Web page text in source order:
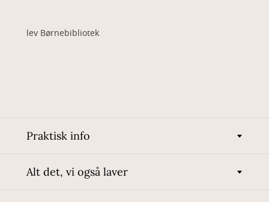
lev Børnebibliotek
Praktisk info
Alt det, vi også laver